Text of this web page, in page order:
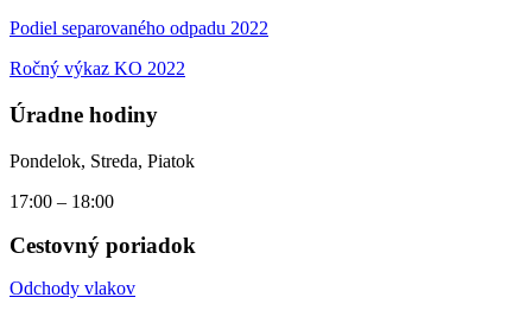
Podiel separovaného odpadu 2022
Ročný výkaz KO 2022
Úradne hodiny
Pondelok, Streda, Piatok
17:00 – 18:00
Cestovný poriadok
Odchody vlakov